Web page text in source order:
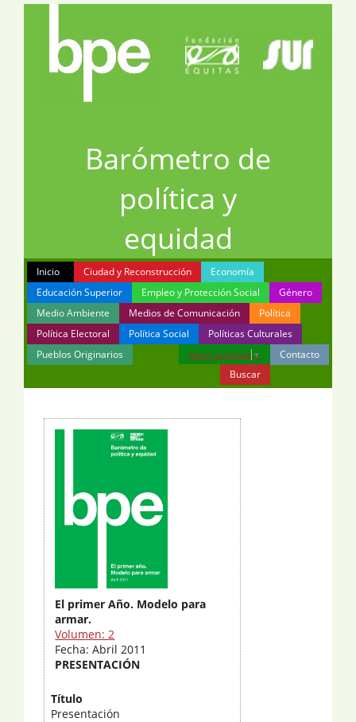
Barómetro de
política y
equidad
Inicio Ciudad y Reconstrucción
Economía
Educación Superior
Empleo y Protección Social
Género
Medio Ambiente
Medios de Comunicación
Política
Política Electoral
Política Social
Políticas Culturales
Pueblos Originarios
Contacto
Select Language ▼
Buscar
El primer Año. Modelo para
armar.
Volumen: 2
Fecha: Abril 2011
PRESENTACIÓN
Título
Presentación